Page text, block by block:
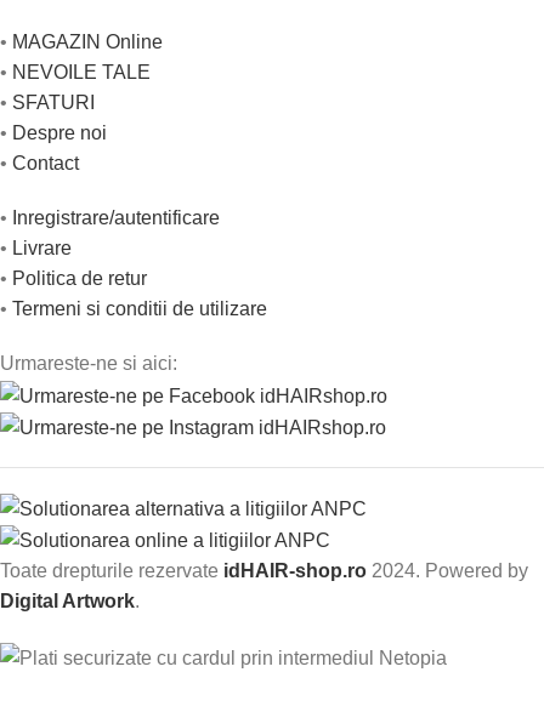
• MAGAZIN Online
• NEVOILE TALE
• SFATURI
• Despre noi
• Contact
• Inregistrare/autentificare
• Livrare
• Politica de retur
• Termeni si conditii de utilizare
Urmareste-ne si aici:
Toate drepturile rezervate idHAIR-shop.ro 2024. Powered by
Digital Artwork.